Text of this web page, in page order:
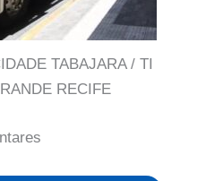
TABAJARA / TI
RECIFE